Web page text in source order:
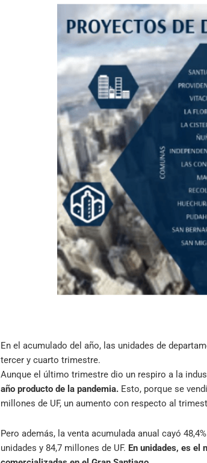
En el acumulado del año, las unidades de
tercer y cuarto trimestre.
Aunque el último trimestre dio un respiro a la
año producto de la pandemia. Esto, porque se
millones de UF, un aumento con respecto al
Pero además, la venta acumulada anual cayó
unidades y 84,7 millones de UF. En unidades, es el